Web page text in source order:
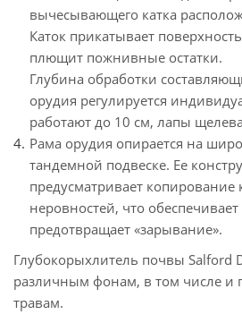
вычесывающего катка
Каток прикатывает
плющит пожнивные остатки.
Глубина обработки
орудия регулируется
работают до 10 см, лапы
Рама орудия опирается на
тандемной подвеске. Ее
предусматривает копирование
неровностей, что
предотвращает «зарывание».
Глубокорыхлитель почвы Salford
различным фонам, в том числе и
травам.